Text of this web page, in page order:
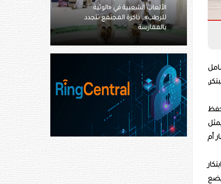
أم
يضع
تتجدد
طلاب موهوبون في الشعر النبطي
يزورون جناح هيئة أبوظبي للتراث
في الوثبة